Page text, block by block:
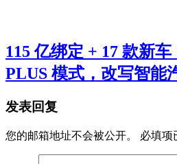
115 亿绑定 + 17 款新
PLUS 模式，改写智能
发表回复
您的邮箱地址不会被公开。 必填项